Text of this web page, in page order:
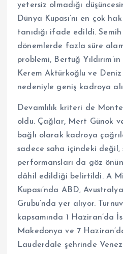
yetersiz olmadığı
Dünya Kupası’nı en çok
tanıdığı ifade edildi. Semih
dönemlerde fazla süre
problemi, Bertuğ
Kerem Aktürkoğlu ve
nedeniyle geniş kadroya
Devamlılık kriteri de
oldu. Çağlar, Mert Günok
bağlı olarak kadroya
sadece saha içindeki değil,
performansları da göz
dâhil edildiği belirtildi. A
Kupası’nda ABD,
Grubu’nda yer alıyor.
kapsamında 1 Haziran’da
Makedonya ve 7
Lauderdale şehrinde